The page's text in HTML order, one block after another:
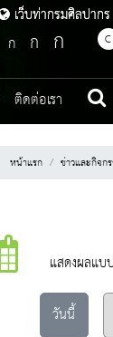
เว็บท่ากรมศิลปากร
เว็บท่ากรมศิลปากร
ก ก ก C
ติดต่อเรา
หน้าแรก ข่าวและกิจก
แสดงผลแบ
วันนี้